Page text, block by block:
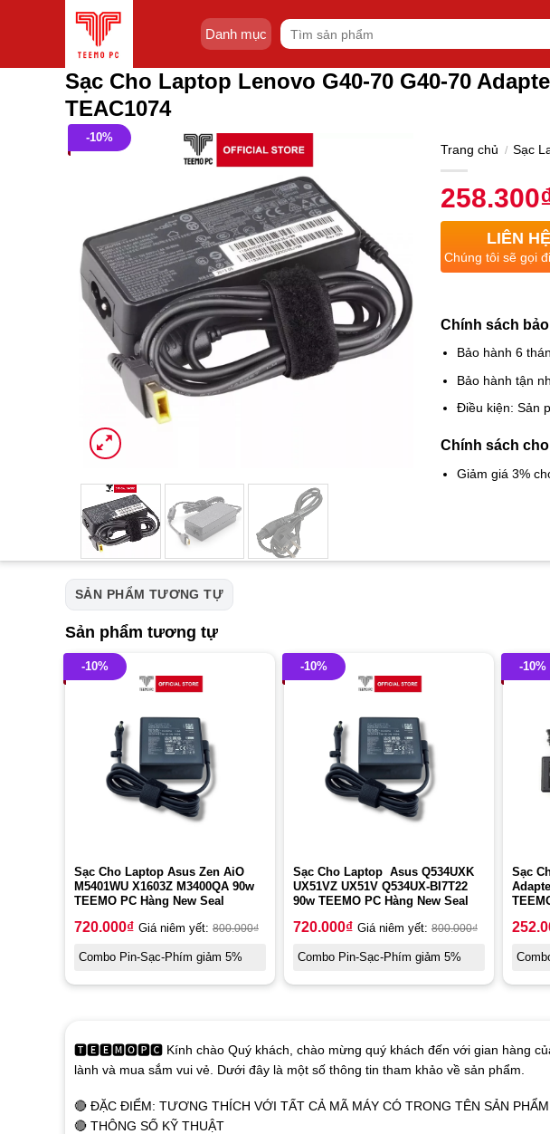
Danh mục
Tìm
kiếm:
Sạc Cho Laptop Lenovo G40-70 G40-70
TEAC1074
-10%
Trang chủ / Sạc
258.300
LIÊN
Chúng tôi sẽ gọi
Chính sách
Bảo hành 6
Bảo hành tận
Điều kiện: Sản
Chính sách
Giảm giá 3%
SẢN PHẨM TƯƠNG TỰ
Sản phẩm tương tự
-10%
Sạc Cho Laptop Asus Zen AiO
M5401WU X1603Z M3400QA 90w
TEEMO PC Hàng New Seal
720.000₫ Giá niêm yết: 800.000₫
Combo Pin-Sạc-Phím giảm 5%
-10%
Sạc Cho Laptop Asus Q534UXK
UX51VZ UX51V Q534UX-BI7T22
90w TEEMO PC Hàng New Seal
720.000₫ Giá niêm yết: 800.000₫
Combo Pin-Sạc-Phím giảm 5%
-10%
Sạc
🆃🅴🅴🅼🅾🅿🅲 Kính chào Quý khách, chào mừng quý khách đến với gian hàng của
lành và mua sắm vui vẻ. Dưới đây là một số thông tin tham khảo về sản phẩm.
🔴 ĐẶC ĐIỂM: TƯƠNG THÍCH VỚI TẤT CẢ MÃ MÁY CÓ TRONG TÊN SẢN PHẨM
🔴 THÔNG SỐ KỸ THUẬT